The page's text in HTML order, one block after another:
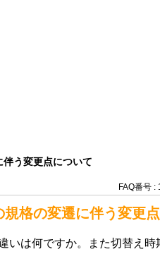
う変更点について
FAQ番号 :
規格の変遷に伴う変更
いは何ですか。また切替え時